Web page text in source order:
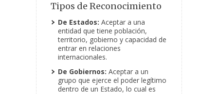
Tipos de Reconocimiento
De Estados: Aceptar a una
entidad que tiene población,
territorio, gobierno y capacidad de
entrar en relaciones
internacionales.
De Gobiernos: Aceptar a un
grupo que ejerce el poder legítimo
dentro de un Estado, lo cual es